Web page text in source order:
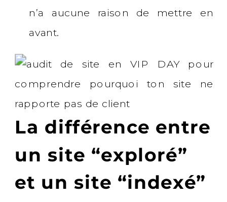
n’a aucune raison de mettre en
avant.
La différence entre
un site “exploré”
et un site “indexé”